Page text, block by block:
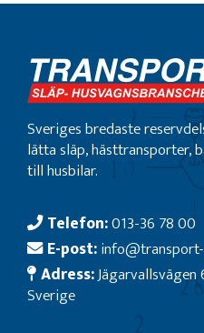
Sveriges bredaste
lätta släp, hästtransporter,
till husbilar.
Telefon:013-36 78 00
E-post:
Adress:Jägarvallsvägen
Sverige